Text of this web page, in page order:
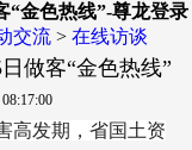
“金色热线”-尊龙登录
交流 > 在线访谈
做客“金色热线”
高发期，省国土资